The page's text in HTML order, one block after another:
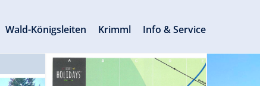
Wald-Königsleiten Krimml Info & Service